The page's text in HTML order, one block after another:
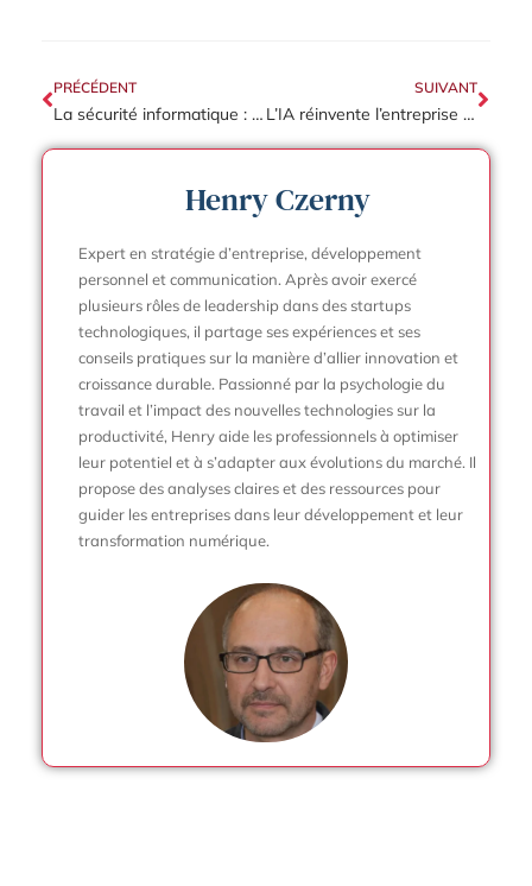
PRÉCÉDENT
La sécurité informatique : bouclier numérique indispensable pour les entreprises
SUIVANT
L’IA réinvente l’entreprise : les innovations qui bousculent le marché
Henry Czerny
Expert en stratégie d’entreprise, développement
personnel et communication. Après avoir exercé
plusieurs rôles de leadership dans des startups
technologiques, il partage ses expériences et ses
conseils pratiques sur la manière d’allier innovation et
croissance durable. Passionné par la psychologie du
travail et l’impact des nouvelles technologies sur la
productivité, Henry aide les professionnels à optimiser
leur potentiel et à s’adapter aux évolutions du marché. Il
propose des analyses claires et des ressources pour
guider les entreprises dans leur développement et leur
transformation numérique.